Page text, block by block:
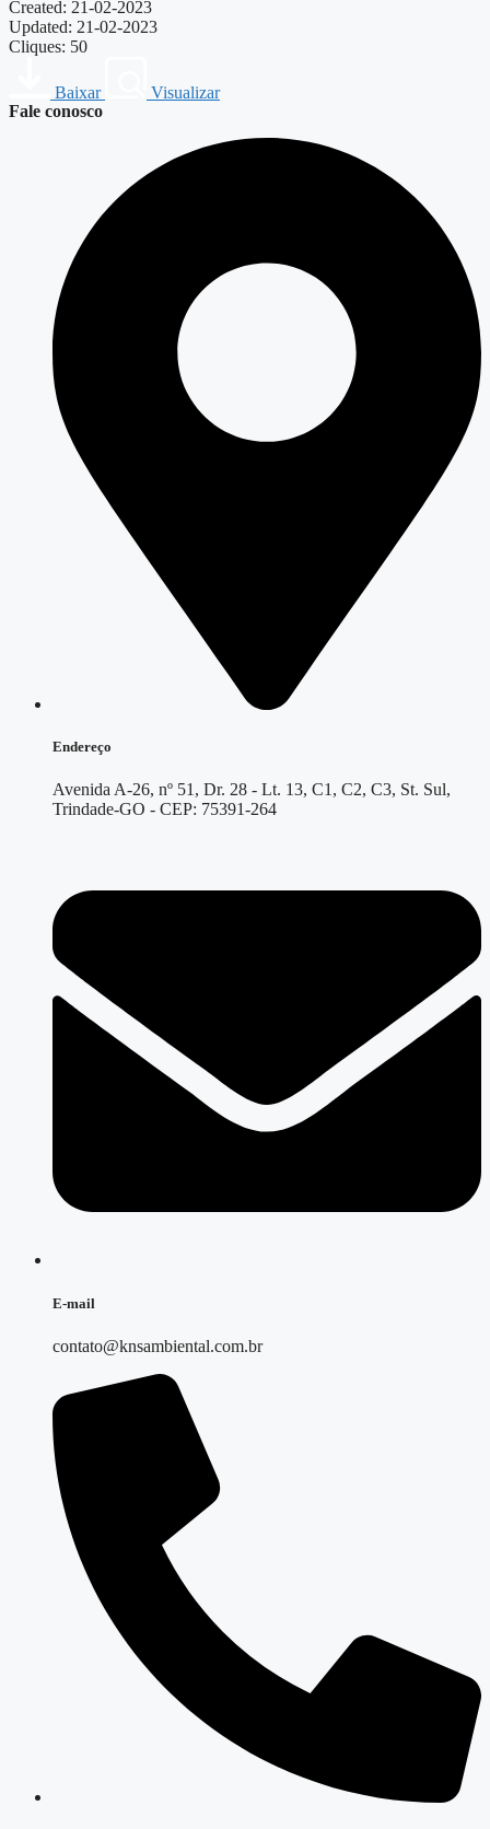
Created: 21-02-2023
Updated: 21-02-2023
Cliques: 50
Baixar
Visualizar
Fale conosco
Endereço
Avenida A-26, nº 51, Dr. 28 - Lt. 13, C1, C2, C3, St. Sul,
Trindade-GO - CEP: 75391-264
E-mail
contato@knsambiental.com.br